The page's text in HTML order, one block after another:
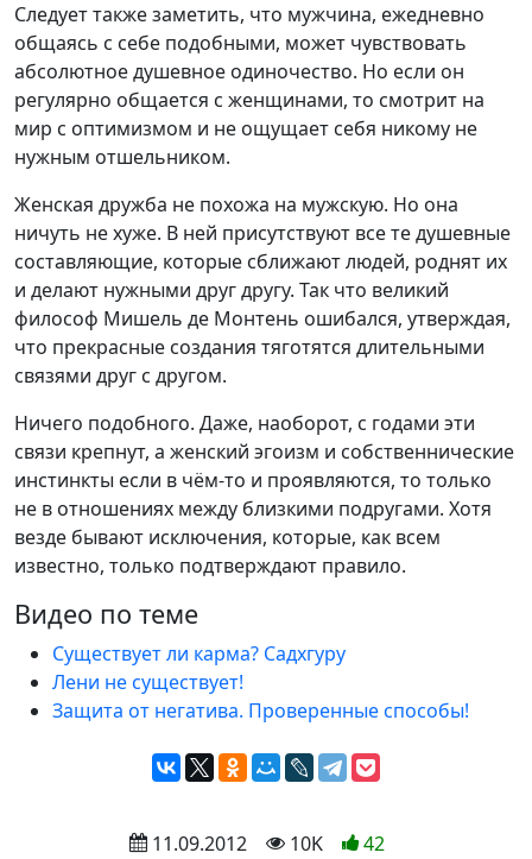
Следует также заметить, что мужчина, ежедневно
общаясь с себе подобными, может чувствовать
абсолютное душевное одиночество. Но если он
регулярно общается с женщинами, то смотрит на
мир с оптимизмом и не ощущает себя никому не
нужным отшельником.
Женская дружба не похожа на мужскую. Но она
ничуть не хуже. В ней присутствуют все те душевные
составляющие, которые сближают людей, роднят их
и делают нужными друг другу. Так что великий
философ Мишель де Монтень ошибался, утверждая,
что прекрасные создания тяготятся длительными
связями друг с другом.
Ничего подобного. Даже, наоборот, с годами эти
связи крепнут, а женский эгоизм и собственнические
инстинкты если в чём-то и проявляются, то только
не в отношениях между близкими подругами. Хотя
везде бывают исключения, которые, как всем
известно, только подтверждают правило.
Видео по теме
Существует ли карма? Садхгуру
Лени не существует!
Защита от негатива. Проверенные способы!
11.09.2012 10K 42